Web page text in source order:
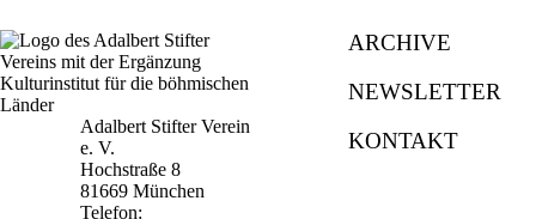
Adalbert Stifter Verein
e. V.
Hochstraße 8
81669 München
Telefon:
ARCHIVE
NEWSLETTER
KONTAKT